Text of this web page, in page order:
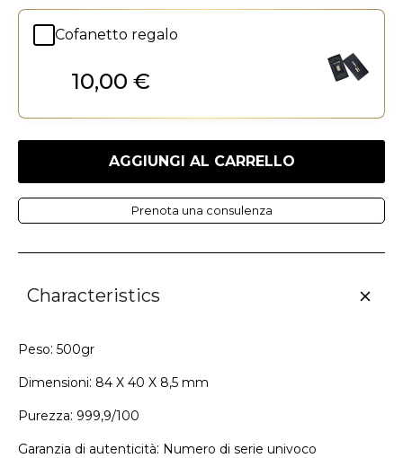
Cofanetto regalo
10,00 €
AGGIUNGI AL CARRELLO
Prenota una consulenza
Characteristics
Peso: 500gr
Dimensioni: 84 X 40 X 8,5 mm
Purezza: 999,9/100
Garanzia di autenticità: Numero di serie univoco